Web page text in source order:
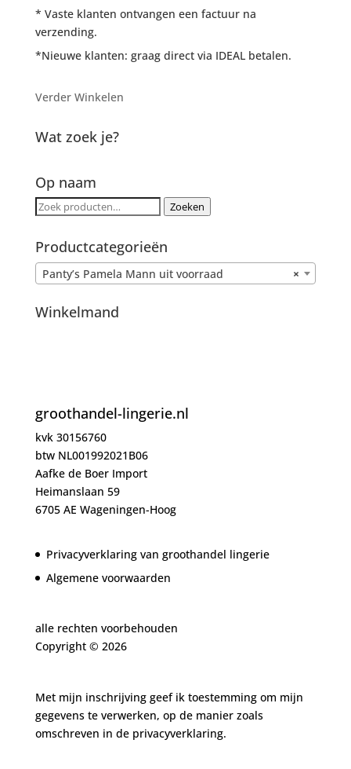
* Vaste klanten ontvangen een factuur na
verzending.
*Nieuwe klanten: graag direct via IDEAL betalen.
Verder Winkelen
Wat zoek je?
Op naam
Zoeken
Zoeken
Productcategorieën
×
Panty’s Pamela Mann uit voorraad
Winkelmand
groothandel-lingerie.nl
kvk 30156760
btw NL001992021B06
Aafke de Boer Import
Heimanslaan 59
6705 AE Wageningen-Hoog
Privacyverklaring van groothandel lingerie
Algemene voorwaarden
alle rechten voorbehouden
Copyright © 2026
Met mijn inschrijving geef ik toestemming om mijn
gegevens te verwerken, op de manier zoals
omschreven in de privacyverklaring.